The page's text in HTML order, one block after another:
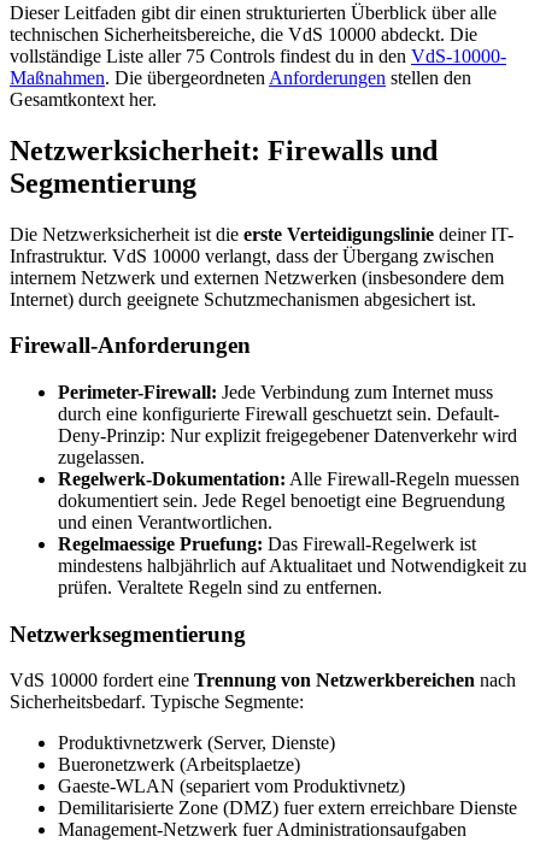
Dieser Leitfaden gibt dir einen strukturierten Überblick über alle
technischen Sicherheitsbereiche, die VdS 10000 abdeckt. Die
vollständige Liste aller 75 Controls findest du in den VdS-10000-
Maßnahmen. Die übergeordneten Anforderungen stellen den
Gesamtkontext her.
Netzwerksicherheit: Firewalls und
Segmentierung
Die Netzwerksicherheit ist die erste Verteidigungslinie deiner IT-
Infrastruktur. VdS 10000 verlangt, dass der Übergang zwischen
internem Netzwerk und externen Netzwerken (insbesondere dem
Internet) durch geeignete Schutzmechanismen abgesichert ist.
Firewall-Anforderungen
Perimeter-Firewall: Jede Verbindung zum Internet muss
durch eine konfigurierte Firewall geschuetzt sein. Default-
Deny-Prinzip: Nur explizit freigegebener Datenverkehr wird
zugelassen.
Regelwerk-Dokumentation: Alle Firewall-Regeln muessen
dokumentiert sein. Jede Regel benoetigt eine Begruendung
und einen Verantwortlichen.
Regelmaessige Pruefung: Das Firewall-Regelwerk ist
mindestens halbjährlich auf Aktualitaet und Notwendigkeit zu
prüfen. Veraltete Regeln sind zu entfernen.
Netzwerksegmentierung
VdS 10000 fordert eine Trennung von Netzwerkbereichen nach
Sicherheitsbedarf. Typische Segmente:
Produktivnetzwerk (Server, Dienste)
Bueronetzwerk (Arbeitsplaetze)
Gaeste-WLAN (separiert vom Produktivnetz)
Demilitarisierte Zone (DMZ) fuer extern erreichbare Dienste
Management-Netzwerk fuer Administrationsaufgaben